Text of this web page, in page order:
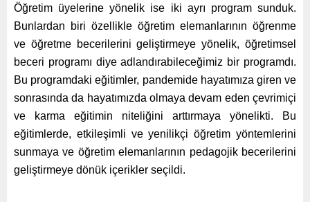
Öğretim üyelerine yönelik ise iki ayrı program sunduk.
Bunlardan biri özellikle öğretim elemanlarının öğrenme
ve öğretme becerilerini geliştirmeye yönelik, öğretimsel
beceri programı diye adlandırabileceğimiz bir programdı.
Bu programdaki eğitimler, pandemide hayatımıza giren ve
sonrasında da hayatımızda olmaya devam eden çevrimiçi
ve karma eğitimin niteliğini arttırmaya yönelikti. Bu
eğitimlerde, etkileşimli ve yenilikçi öğretim yöntemlerini
sunmaya ve öğretim elemanlarının pedagojik becerilerini
geliştirmeye dönük içerikler seçildi.